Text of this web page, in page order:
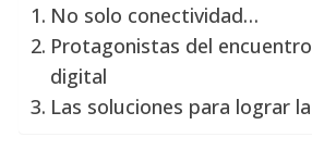
No solo conectividad…
Protagonistas del
digital
Las soluciones para lograr